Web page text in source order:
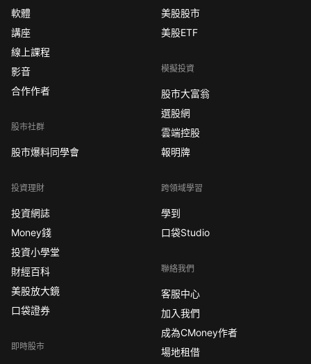
軟體
講座
線上課程
影音
合作作者
股市社群
股市爆料同學會
投資理財
投資網誌
Money錢
投資小學堂
財經百科
美股放大鏡
口袋證券
即時股市
美股股市
美股ETF
模擬投資
股市大富翁
選股網
雲端控股
報明牌
跨領域學習
學到
口袋Studio
聯絡我們
客服中心
加入我們
成為CMoney作者
場地租借